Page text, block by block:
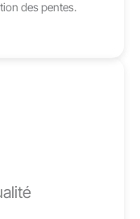
des pentes.